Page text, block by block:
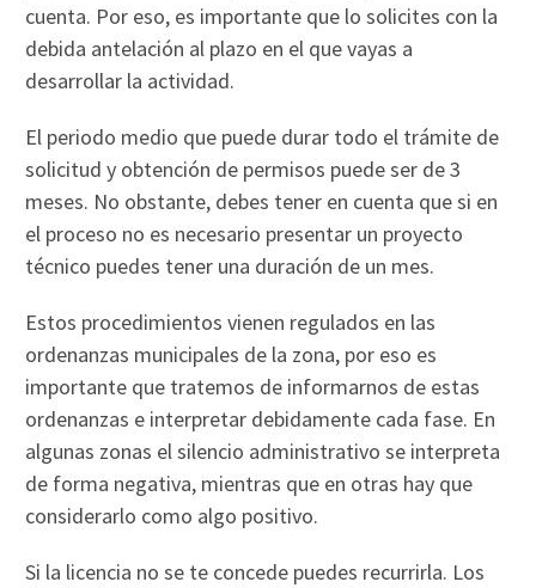
cuenta. Por eso, es importante que lo solicites con la
debida antelación al plazo en el que vayas a
desarrollar la actividad.
El periodo medio que puede durar todo el trámite de
solicitud y obtención de permisos puede ser de 3
meses. No obstante, debes tener en cuenta que si en
el proceso no es necesario presentar un proyecto
técnico puedes tener una duración de un mes.
Estos procedimientos vienen regulados en las
ordenanzas municipales de la zona, por eso es
importante que tratemos de informarnos de estas
ordenanzas e interpretar debidamente cada fase. En
algunas zonas el silencio administrativo se interpreta
de forma negativa, mientras que en otras hay que
considerarlo como algo positivo.
Si la licencia no se te concede puedes recurrirla. Los